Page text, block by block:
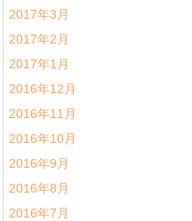
2017年3月
2017年2月
2017年1月
2016年12月
2016年11月
2016年10月
2016年9月
2016年8月
2016年7月